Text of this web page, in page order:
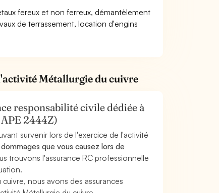
fereux et non ferreux, démantèlement
de terrassement, location d'engins
Métallurgie du cuivre
responsabilité civile dédiée à
2444Z)
survenir lors de l'exercice de l'activité
dommages que vous causez lors de
trouvons l'assurance RC professionnelle
nous avons des assurances